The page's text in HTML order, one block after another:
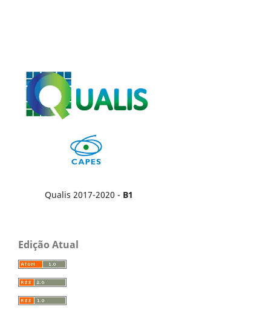
Qualis 2017-2020 - B1
Edição Atual